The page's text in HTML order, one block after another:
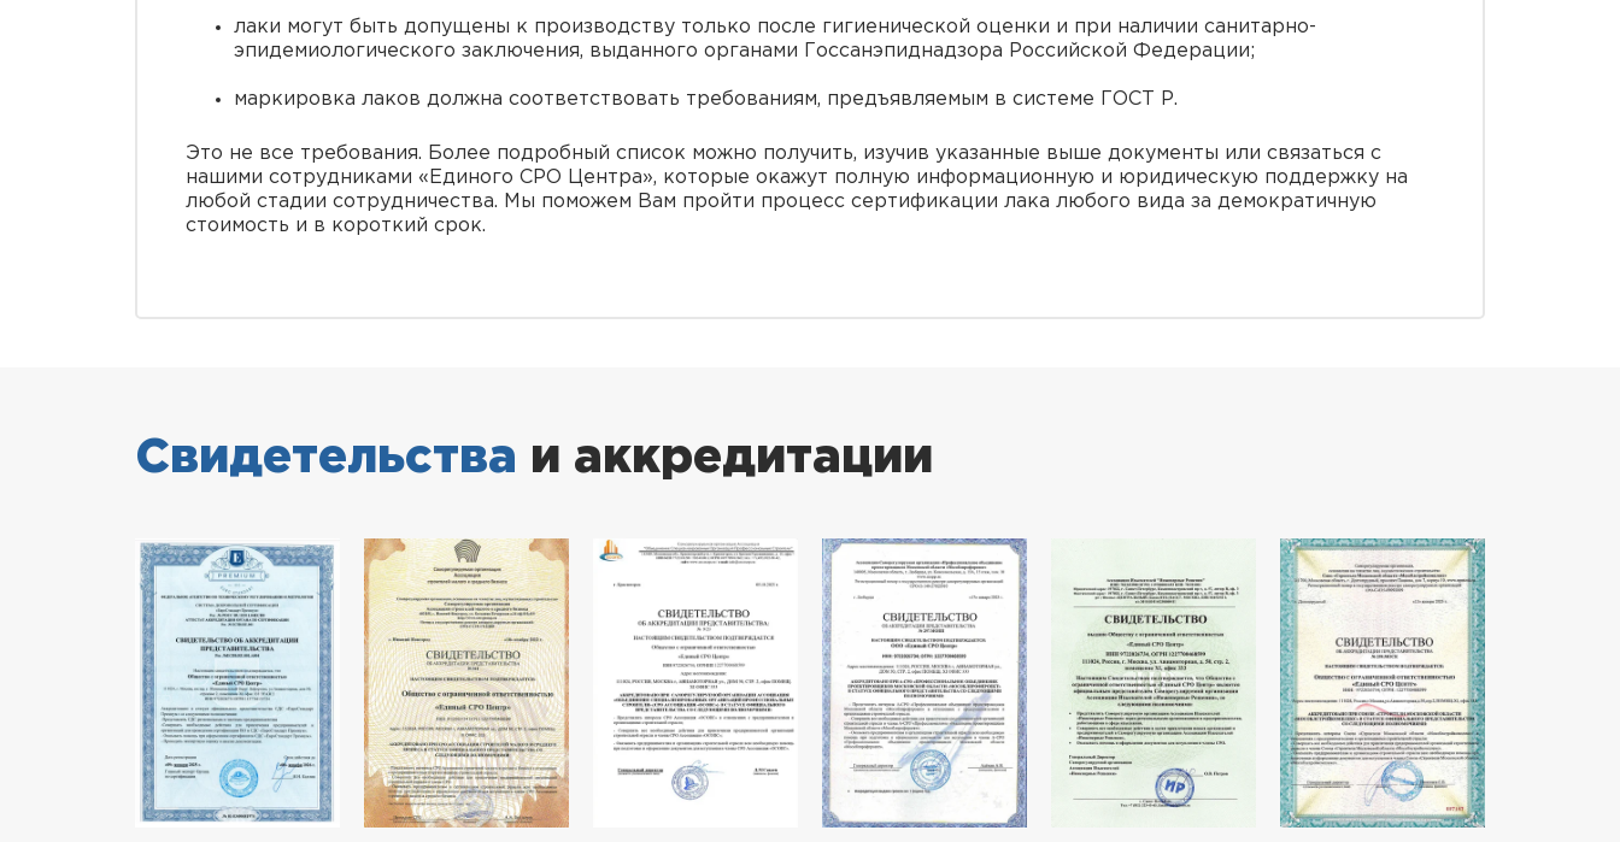
лаки могут быть допущены к производству только после гигиенической оценки и при наличии санитарно-
эпидемиологического заключения, выданного органами Госсанэпиднадзора Российской Федерации;
маркировка лаков должна соответствовать требованиям, предъявляемым в системе ГОСТ Р.
Это не все требования. Более подробный список можно получить, изучив указанные выше документы или связаться с
нашими сотрудниками «Единого СРО Центра», которые окажут полную информационную и юридическую поддержку на
любой стадии сотрудничества. Мы поможем Вам пройти процесс сертификации лака любого вида за демократичную
стоимость и в короткий срок.
Свидетельства и аккредитации